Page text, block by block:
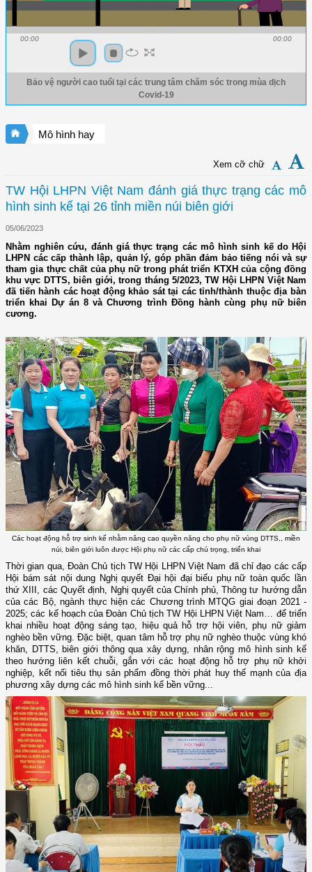
00:00 00:00
Bảo vệ người cao tuổi tại các trung tâm chăm sóc trong mùa dịch
Covid-19
Mô hình hay
Xem cỡ chữ
TW Hội LHPN Việt Nam đánh giá thực trạng các mô
hình sinh kế tại 26 tỉnh miền núi biên giới
05/06/2023
Nhằm nghiên cứu, đánh giá thực trạng các mô hình sinh kế do Hội
LHPN các cấp thành lập, quản lý, góp phần đảm bảo tiếng nói và sự
tham gia thực chất của phụ nữ trong phát triển KTXH của cộng đồng
khu vực DTTS, biên giới, trong tháng 5/2023, TW Hội LHPN Việt Nam
đã tiến hành các hoạt động khảo sát tại các tỉnh/thành thuộc địa bàn
triển khai Dự án 8 và Chương trình Đồng hành cùng phụ nữ biên
cương.
Các hoạt động hỗ trợ sinh kế nhằm nâng cao quyền năng cho phụ nữ vùng DTTS,, miền
núi, biên giới luôn được Hội phụ nữ các cấp chú trọng, triển khai
Thời gian qua, Đoàn Chủ tịch TW Hội LHPN Việt Nam đã chỉ đạo các cấp
Hội bám sát nội dung Nghị quyết Đại hội đại biểu phụ nữ toàn quốc lần
thứ XIII, các Quyết định, Nghị quyết của Chính phủ, Thông tư hướng dẫn
của các Bộ, ngành thực hiện các Chương trình MTQG giai đoạn 2021 -
2025; các kế hoạch của Đoàn Chủ tịch TW Hội LHPN Việt Nam… để triển
khai nhiều hoạt động sáng tạo, hiệu quả hỗ trợ hội viên, phụ nữ giảm
nghèo bền vững. Đặc biệt, quan tâm hỗ trợ phụ nữ nghèo thuộc vùng khó
khăn, DTTS, biên giới thông qua xây dựng, nhân rộng mô hình sinh kế
theo hướng liên kết chuỗi, gắn với các hoạt động hỗ trợ phụ nữ khởi
nghiệp, kết nối tiêu thụ sản phẩm đồng thời phát huy thế mạnh của địa
phương xây dựng các mô hình sinh kế bền vững...